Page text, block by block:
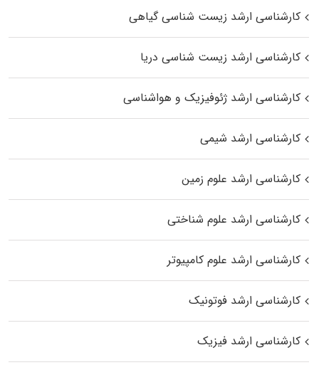
کارشناسی ارشد زیست‌ شناسی گیاهی
کارشناسی ارشد زیست‌ شناسی دریا
کارشناسی ارشد ژئوفیزیک و هواشناسی
کارشناسی ارشد شیمی
کارشناسی ارشد علوم زمین
کارشناسی ارشد علوم شناختی
کارشناسی ارشد علوم کامپیوتر
کارشناسی ارشد فوتونیک
کارشناسی ارشد فیزیک